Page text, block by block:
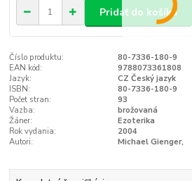
Pridať do košíka
Číslo produktu:
80-7336-180-9
EAN kód:
9788073361808
Jazyk:
CZ Český jazyk
ISBN:
80-7336-180-9
Počet stran:
93
Vazba:
brožovaná
Žáner:
Ezoterika
Rok vydania:
2004
Autori:
Michael Gienger,